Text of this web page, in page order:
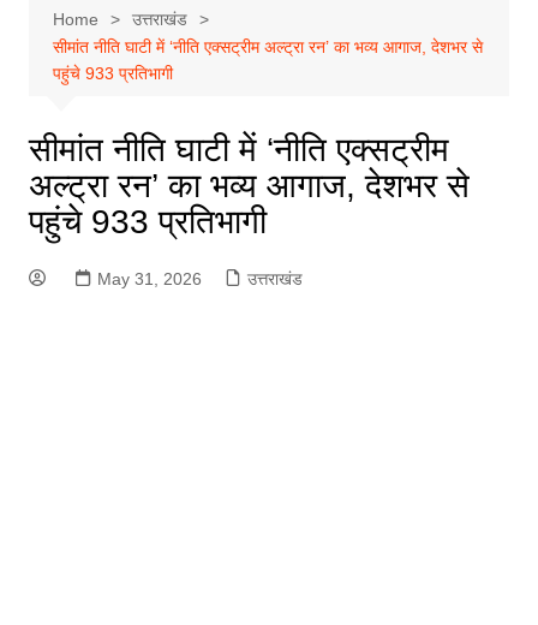
Home
उत्तराखंड
सीमांत नीति घाटी में ‘नीति एक्सट्रीम अल्ट्रा रन’ का भव्य आगाज, देशभर से
पहुंचे 933 प्रतिभागी
सीमांत नीति घाटी में ‘नीति एक्सट्रीम
अल्ट्रा रन’ का भव्य आगाज, देशभर से
पहुंचे 933 प्रतिभागी
May 31, 2026 उत्तराखंड